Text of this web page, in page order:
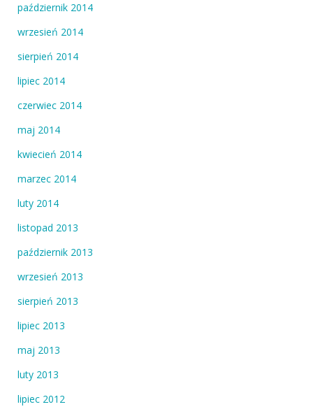
październik 2014
wrzesień 2014
sierpień 2014
lipiec 2014
czerwiec 2014
maj 2014
kwiecień 2014
marzec 2014
luty 2014
listopad 2013
październik 2013
wrzesień 2013
sierpień 2013
lipiec 2013
maj 2013
luty 2013
lipiec 2012